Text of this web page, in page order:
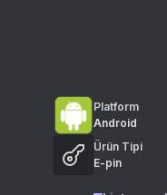
Platform
Android
Ürün Tipi
E-pin